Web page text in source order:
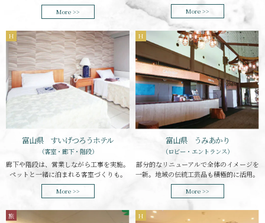
More >> More >>
H
富山県 すいげつろうホテル
（客室・廊下・階段）
廊下や階段は、営業しながら工事を実施。
ペットと一緒に泊まれる客室づくりも。
More >>
H
富山県 うみあかり
（ロビー・エントランス）
部分的なリニューアルで全体のイメージを
一新。地域の伝統工芸品も積極的に活用。
More >>
旅 H